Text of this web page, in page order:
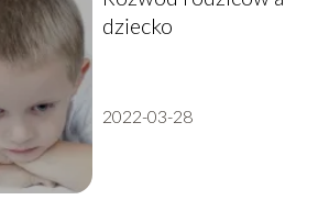
dziecko
2022-03-28